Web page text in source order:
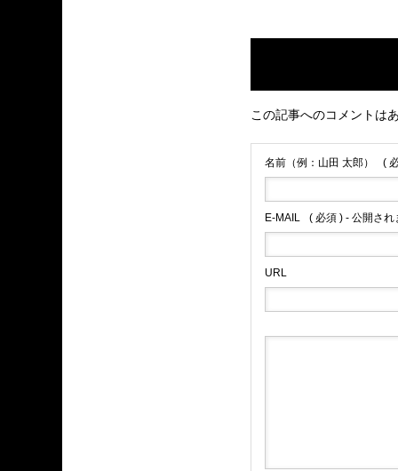
この記事へのコメントは
名前（例：山田 太郎） (
E-MAIL ( 必須 ) - 公開され
URL